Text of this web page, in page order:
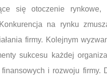
się otoczenie
na rynku
firmy. Kolejnym
sukcesu każdej
i rozwoju